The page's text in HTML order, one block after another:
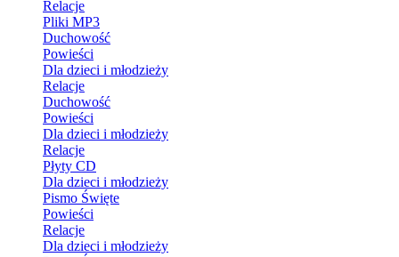
Relacje
Pliki MP3
Duchowość
Powieści
Dla dzieci i młodzieży
Relacje
Duchowość
Powieści
Dla dzieci i młodzieży
Relacje
Płyty CD
Dla dzieci i młodzieży
Pismo Święte
Powieści
Relacje
Dla dzieci i młodzieży